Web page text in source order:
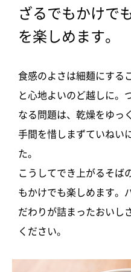
ざるでもかけで
を楽しめます。
食感のよさは細麺にする
と心地よいのど越しに。
なる問題は、乾燥をゆっ
手間を惜しまずていねい
た。
こうしてでき上がるそば
もかけでも楽しめます。
だわりが詰まったおいし
ください。